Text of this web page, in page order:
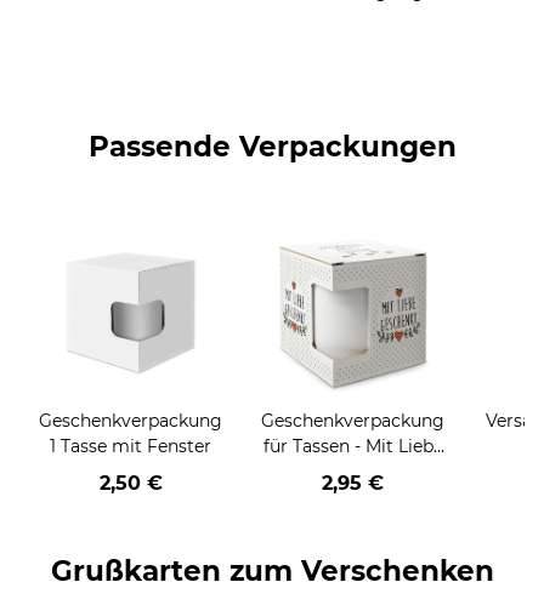
Passende Verpackungen
Geschenkverpackung
1 Tasse mit Fenster
2,50 €
Geschenkverpackung
für Tassen - Mit Liebe
geschenkt
2,95 €
Grußkarten zum Verschenken